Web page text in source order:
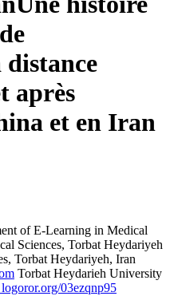
distance
après
et en Iran
of E-Learning in Medical
Sciences, Torbat Heydariyeh
Torbat Heydariyeh, Iran
Torbat Heydarieh University
ror.org/03ezqnp95